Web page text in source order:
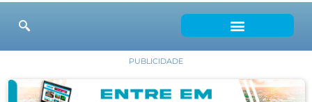
PUBLICIDADE